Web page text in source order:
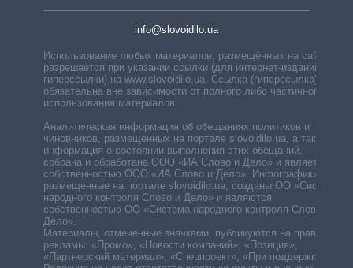
info@slovoidilo.ua
Использование любых материалов, размещённых на сайте,
разрешается при указании ссылки (для интернет-изданий —
гиперссылки) на www.slovoidilo.ua. Ссылка (гиперссылка)
обязательна вне зависимости от полного либо частичного
использования материалов.
Аналитическая информация об обещаниях политиков и
чиновников, размещенных на портале slovoidilo.ua, а также
информация о состоянии выполнения этих обещаний,
собрана и обработана ООО «ИА Слово и Дело» и является
собственностью ООО «ИА Слово и Дело». Инфографики,
размещенные на портале slovoidilo.ua, созданы ОО «Система
народного контроля Слово и Дело» и являются
собственностью ОО «Система народного контроля Слово и
Дело».
Материалы, отмеченные значками, публикуются на правах
рекламы: «Промо», «Новости компаний», «Позиция»,
«Партнерский материал», «Спецпроект», «При поддержке».